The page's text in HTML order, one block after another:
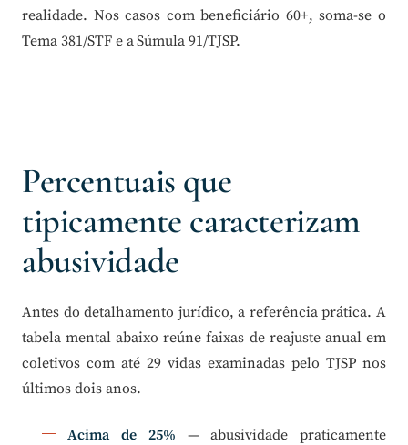
realidade. Nos casos com beneficiário 60+, soma-se o
Tema 381/STF e a Súmula 91/TJSP.
Percentuais que
tipicamente caracterizam
abusividade
Antes do detalhamento jurídico, a referência prática. A
tabela mental abaixo reúne faixas de reajuste anual em
coletivos com até 29 vidas examinadas pelo TJSP nos
últimos dois anos.
Acima de 25% — abusividade praticamente